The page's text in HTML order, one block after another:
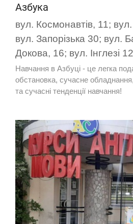
Азбука
вул. Космонавтів, 11;
вул. Запорізька 30; вул.
Докова, 16; вул. Інглезі
Навчання в Азбуці - це легка
обстановка, сучасне обладнання,
та сучасні тенденції навчання!